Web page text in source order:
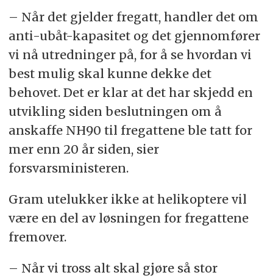
– Når det gjelder fregatt, handler det om
anti-ubåt-kapasitet og det gjennomfører
vi nå utredninger på, for å se hvordan vi
best mulig skal kunne dekke det
behovet. Det er klar at det har skjedd en
utvikling siden beslutningen om å
anskaffe NH90 til fregattene ble tatt for
mer enn 20 år siden, sier
forsvarsministeren.
Gram utelukker ikke at helikoptere vil
være en del av løsningen for fregattene
fremover.
– Når vi tross alt skal gjøre så stor